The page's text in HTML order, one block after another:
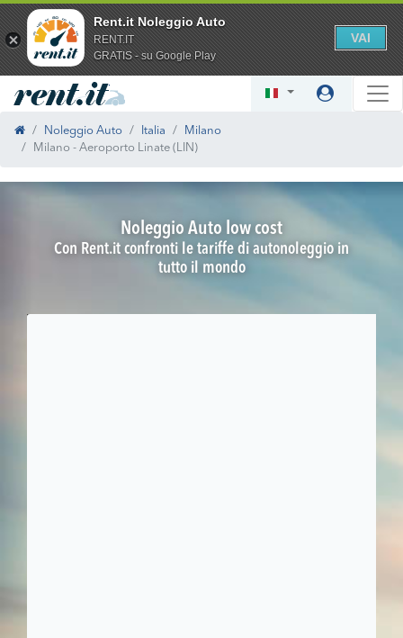
Rent.it Noleggio Auto
RENT.IT
GRATIS - su Google Play
VAI
Noleggio Auto Italia
Milano
Milano - Aeroporto Linate (LIN)
Noleggio Auto low cost
Con Rent.it confronti le tariffe di autonoleggio in
tutto il mondo